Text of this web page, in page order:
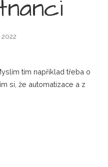
2022
tím například třeba o
si, že automatizace a z